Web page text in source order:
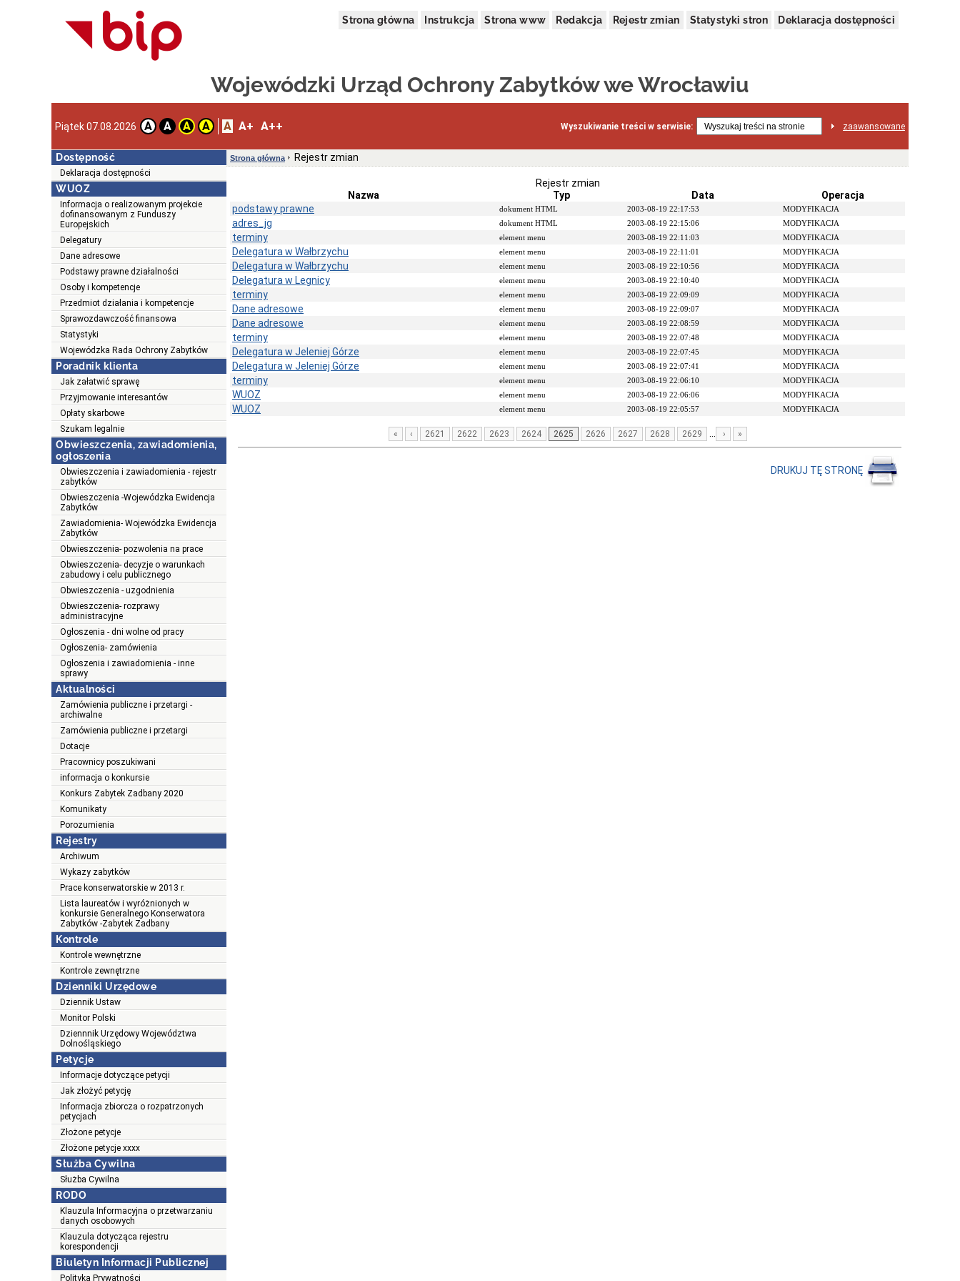
Strona główna Instrukcja Strona www Redakcja Rejestr zmian Statystyki stron Deklaracja dostępności
Wojewódzki Urząd Ochrony Zabytków we Wrocławiu
Piątek 07.08.2026 A A A A A A+ A++ Wyszukiwanie treści w serwisie: zaawansowane
Dostępność
Deklaracja dostępności
WUOZ
Informacja o realizowanym projekcie
dofinansowanym z Funduszy
Europejskich
Delegatury
Dane adresowe
Podstawy prawne działalności
Osoby i kompetencje
Przedmiot działania i kompetencje
Sprawozdawczość finansowa
Statystyki
Wojewódzka Rada Ochrony Zabytków
Poradnik klienta
Jak załatwić sprawę
Przyjmowanie interesantów
Opłaty skarbowe
Szukam legalnie
Obwieszczenia, zawiadomienia,
ogłoszenia
Obwieszczenia i zawiadomienia - rejestr
zabytków
Obwieszczenia -Wojewódzka Ewidencja
Zabytków
Zawiadomienia- Wojewódzka Ewidencja
Zabytków
Obwieszczenia- pozwolenia na prace
Obwieszczenia- decyzje o warunkach
zabudowy i celu publicznego
Obwieszczenia - uzgodnienia
Obwieszczenia- rozprawy
administracyjne
Ogłoszenia - dni wolne od pracy
Ogłoszenia- zamówienia
Ogłoszenia i zawiadomienia - inne
sprawy
Aktualności
Zamówienia publiczne i przetargi -
archiwalne
Zamówienia publiczne i przetargi
Dotacje
Pracownicy poszukiwani
informacja o konkursie
Konkurs Zabytek Zadbany 2020
Komunikaty
Porozumienia
Rejestry
Archiwum
Wykazy zabytków
Prace konserwatorskie w 2013 r.
Lista laureatów i wyróżnionych w
konkursie Generalnego Konserwatora
Zabytków -Zabytek Zadbany
Kontrole
Kontrole wewnętrzne
Kontrole zewnętrzne
Dzienniki Urzędowe
Dziennik Ustaw
Monitor Polski
Dziennnik Urzędowy Województwa
Dolnośląskiego
Petycje
Informacje dotyczące petycji
Jak złożyć petycję
Informacja zbiorcza o rozpatrzonych
petycjach
Złożone petycje
Złożone petycje xxxx
Służba Cywilna
Służba Cywilna
RODO
Klauzula Informacyjna o przetwarzaniu
danych osobowych
Klauzula dotycząca rejestru
korespondencji
Biuletyn Informacji Publicznej
Polityka Prywatności
Strona główna Rejestr zmian
Rejestr zmian
Nazwa
Typ Data
Operacja
podstawy prawne
dokument HTML 2003-08-19 22:17:53 MODYFIKACJA
adres_jg dokument HTML 2003-08-19 22:15:06 MODYFIKACJA
terminy element menu 2003-08-19 22:11:03 MODYFIKACJA
Delegatura w Wałbrzychu element menu 2003-08-19 22:11:01 MODYFIKACJA
Delegatura w Wałbrzychu element menu 2003-08-19 22:10:56 MODYFIKACJA
Delegatura w Legnicy element menu 2003-08-19 22:10:40 MODYFIKACJA
terminy element menu 2003-08-19 22:09:09 MODYFIKACJA
Dane adresowe element menu 2003-08-19 22:09:07 MODYFIKACJA
Dane adresowe element menu 2003-08-19 22:08:59 MODYFIKACJA
terminy element menu 2003-08-19 22:07:48 MODYFIKACJA
Delegatura w Jeleniej Górze element menu 2003-08-19 22:07:45 MODYFIKACJA
Delegatura w Jeleniej Górze element menu 2003-08-19 22:07:41 MODYFIKACJA
terminy element menu 2003-08-19 22:06:10 MODYFIKACJA
WUOZ element menu 2003-08-19 22:06:06 MODYFIKACJA
WUOZ element menu 2003-08-19 22:05:57 MODYFIKACJA
« ‹ 2621 2622 2623 2624 2625 2626 2627 2628 2629 › »
DRUKUJ TĘ STRONĘ